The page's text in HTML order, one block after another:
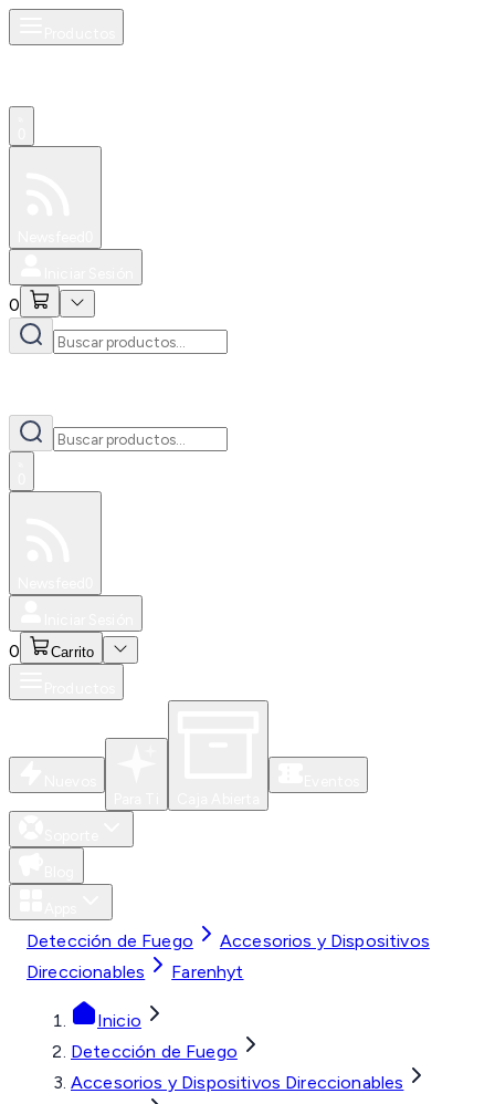
0
0 Carrito
Detección de Fuego
Accesorios y Dispositivos
Direccionables
Farenhyt
Inicio
Detección de Fuego
Accesorios y Dispositivos Direccionables